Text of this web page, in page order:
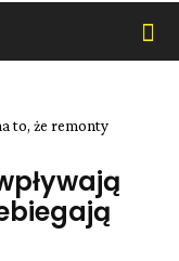
to, że remonty